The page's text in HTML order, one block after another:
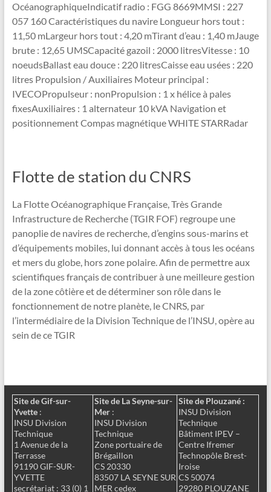
OcéanographiqueIndicatif radio : FGG 8669MMSI : 227
057 160 Caractéristiques du navire Longueur hors tout :
11,50 mLargeur hors tout : 4,20 mTirant d’eau : 1,40 mJauge
brute : 12,65 UMSCapacité gazoil : 2000 litresVitesse : 10
noeudsBallast eau douce : 220 litresCaisse eau usées : 220
litres Propulsion / Auxiliaires Moteur principal :
IVECOPropulseur : nonPropulsion : 1 x hélice à pales
fixesAuxiliaires : 1 alternateur 10 kVA Navigation et
positionnement Compas magnétique WHITE STARRadar
Flotte de station du CNRS
La Flotte Océanographique Française, Très Grande
Infrastructure de Recherche (TGIR FOF) regroupe une
panoplie de navires de recherche, d’engins sous-marins et
d’équipements mobiles, lui donnant accès à tous les océans
et mers du globe, hors zone polaire. Afin de permettre aux
scientifiques français de contribuer à une meilleure gestion
de la zone côtière et de déterminer son rôle dans le
fonctionnement de notre planète, le CNRS, par
l’intermédiaire de la Division Technique de l’INSU, opère au
sein de ce TGIR
Site de Gif-sur-
Yvette:
INSU Division
Technique
1 Avenue de la
Terrasse
91190 GIF-SUR-
YVETTE
secrétariat : 33 (0) 1
Site de La Seyne-sur-
Mer:
INSU Division
Technique
Zone portuaire de
Brégaillon
CS 20330
83507 LA SEYNE SUR
MER cedex
Site de Plouzané :
INSU Division
Technique
Bâtiment IPEV –
Centre Ifremer
Technopôle Brest-
Iroise
CS 50074
29280 PLOUZANE